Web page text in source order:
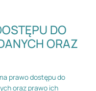
DO
ORAZ
prawo dostępu do
oraz prawo ich